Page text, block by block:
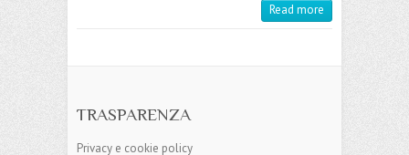
Read more
TRASPARENZA
Privacy e cookie policy